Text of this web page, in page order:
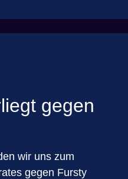
gegen
wir uns zum
gegen Fursty